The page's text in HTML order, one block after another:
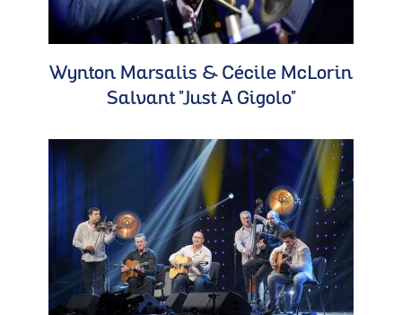
Wynton Marsalis & Cécile McLorin
Salvant "Just A Gigolo"